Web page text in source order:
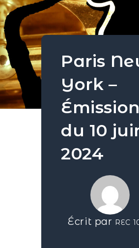
Paris
York –
Émission
du 10
2024
Écrit par REC